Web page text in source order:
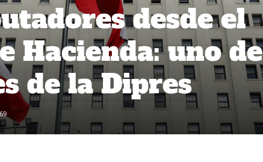
desde el
Hacienda: uno de
de la Dipres
69